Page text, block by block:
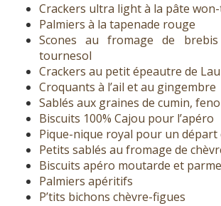
Crackers ultra light à la pâte
Palmiers à la tapenade rouge
Scones au fromage de
tournesol
Crackers au petit épeautre de
Croquants à l’ail et au gingembre
Sablés aux graines de cumin,
Biscuits 100% Cajou pour l’apéro
Pique-nique royal pour un départ
Petits sablés au fromage de
Biscuits apéro moutarde et
Palmiers apéritifs
P’tits bichons chèvre-figues